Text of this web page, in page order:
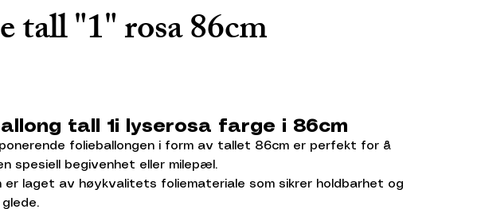
tall "1" rosa 86cm
tall 1i lyserosa farge i 86cm
folieballongen i form av tallet 86cm er perfekt for å
spesiell begivenhet eller milepæl.
er laget av høykvalitets foliemateriale som sikrer holdbarhet og
glede.